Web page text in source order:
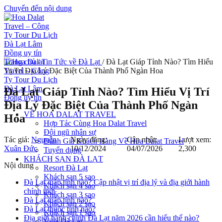
Chuyển đến nội dung
VỀ HOA DALAT TRAVEL
Hợp Tác Cùng Hoa Dalat Travel
Đội ngũ nhân sự
Đánh Giá Khách Hàng Về Hoa Dalat Travel
Tuyển dụng
KHÁCH SẠN ĐÀ LẠT
Resort Đà Lạt
Khách sạn 5 sao
Khách sạn 4 sao
Khách sạn 3 sao
Khách sạn 2 sao
Khách sạn 1 sao
Trang chủ /Tin Tức về Đà Lạt /Đà Lạt Giáp Tỉnh Nào? Tìm Hiểu
Vị Trí Địa Lý Đặc Biệt Của Thành Phố Ngàn Hoa
Đà Lạt Giáp Tỉnh Nào? Tìm Hiểu Vị Trí
Địa Lý Đặc Biệt Của Thành Phố Ngàn
Hoa
Tác giả: Nguyễn
Xuân Đức
Ngày đăng:
10/12/2024
Cập nhật:
04/07/2026
Lượt xem:
2,300
Nội dung
Đà Lạt giáp tỉnh nào? Cập nhật vị trí địa lý và địa giới hành
chính mới
Đà Lạt giáp tỉnh nào?
Đà Lạt thuộc tỉnh nào?
Địa giới hành chính Đà Lạt năm 2026 cần hiểu thế nào?